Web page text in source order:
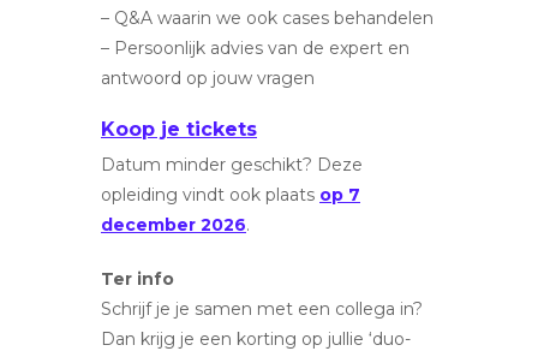
– Q&A waarin we ook cases behandelen
– Persoonlijk advies van de expert en
antwoord op jouw vragen
Koop je tickets
Datum minder geschikt? Deze
opleiding vindt ook plaats op 7
december 2026.
Ter info
Schrijf je je samen met een collega in?
Dan krijg je een korting op jullie ‘duo-